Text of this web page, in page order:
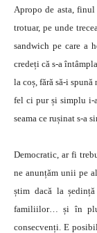
Apropo de asta,
trotuar, pe unde
sandwich pe care a
credeți că s-a
la coș, fără să-i
fel ci pur și simplu i-
seama ce rușinat s-a
Democratic, ar fi
ne anunțăm unii pe
știm dacă la
familiilor… și în
consecvenți. E